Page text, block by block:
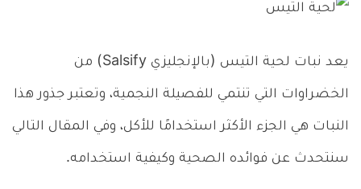
يعد نبات لحية التيس (بالإنجليزي Salsify) من
الخضراوات التي تنتمي للفصيلة النجمية، وتعتبر جذور هذا
النبات هي الجزء الأكثر استخدامًا للأكل، وفي المقال التالي
سنتحدث عن فوائده الصحية وكيفية استخدامه.